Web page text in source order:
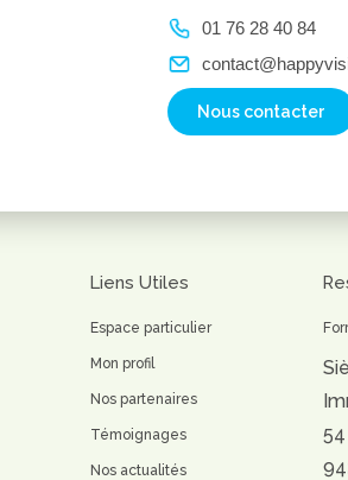
01 76 28 40 84
Nous contacter
Liens Utiles
Espace particulier
Mon profil
Nos partenaires
Témoignages
Nos actualités